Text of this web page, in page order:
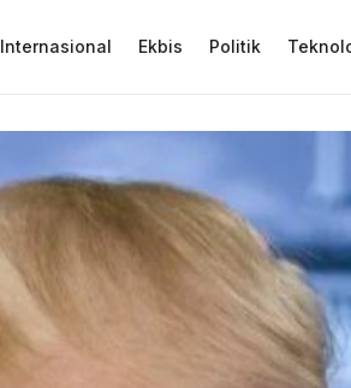
Internasional Ekbis Politik